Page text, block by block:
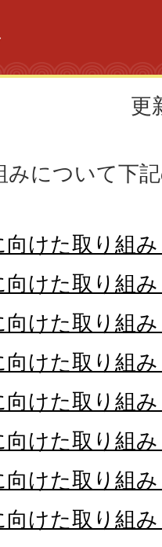
更
みについて下
けた取り組
けた取り組
けた取り組
向けた取り組
向けた取り組
向けた取り組
けた取り組
向けた取り組